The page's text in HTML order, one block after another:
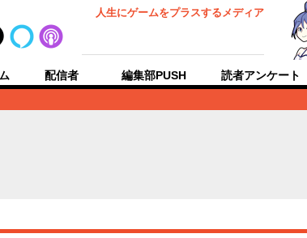
人生にゲームをプラスするメディア
配信者 編集部PUSH 読者アンケート